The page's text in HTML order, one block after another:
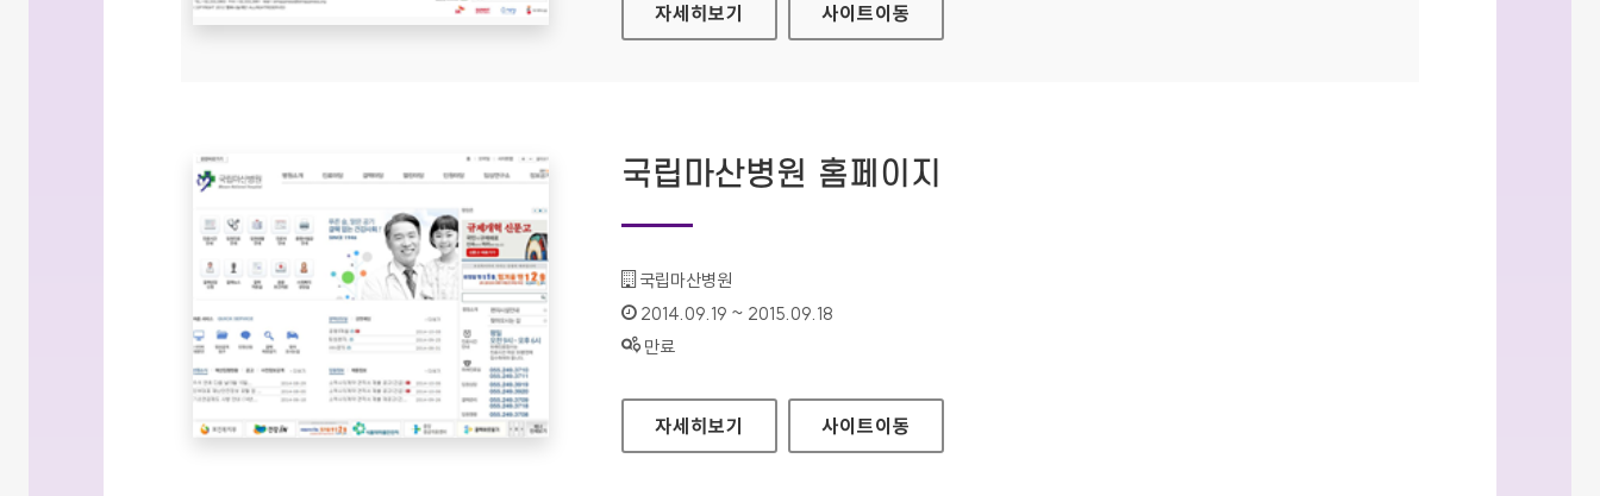
행복나눔재단 홈페이지
자세히보기 사이트이동
국립마산병원 홈페이지
기관명 :
국립마산병원
인증기간 :
2014.09.19 ~ 2015.09.18
상태 :
만료
국립마산병원 홈페이지
자세히보기 사이트이동